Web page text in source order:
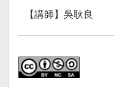
【講師】吳耿良
吳耿良，目前任教於
．致力於翻轉教學。
．對於數位教學有高